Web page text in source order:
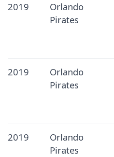
2019
Orlando
Pirates
2019
Orlando
Pirates
2019
Orlando
Pirates